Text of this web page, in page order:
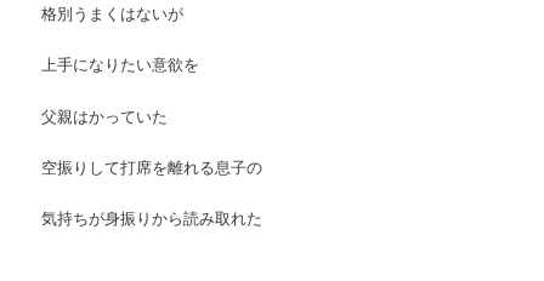
格別うまくはないが
上手になりたい意欲を
父親はかっていた
空振りして打席を離れる息子の
気持ちが身振りから読み取れた